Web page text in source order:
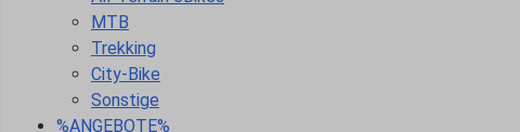
MTB
Trekking
City-Bike
Sonstige
%ANGEBOTE%